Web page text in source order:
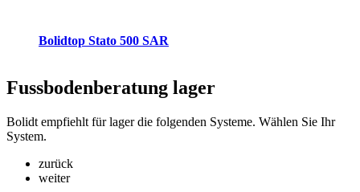
Bolidtop Stato 500 SAR
Fussbodenberatung lager
Bolidt empfiehlt für lager die folgenden Systeme. Wählen Sie Ihr
System.
zurück
weiter